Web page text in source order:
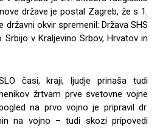
države je postal Zagreb, že s 1.
okvir spremenil: Država SHS
v Kraljevino Srbov, Hrvatov in
časi, kraji, ljudje prinaša tudi
žrtvam prve svetovne vojne
na prvo vojno je pripravil dr.
na vojno – tudi skozi pripovedi